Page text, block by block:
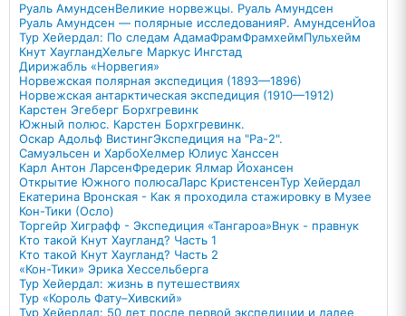
Руаль АмундсенВеликие норвежцы. Руаль Амундсен
Руаль Амундсен — полярные исследованияР. АмундсенЙоа
Тур Хейердал: По следам АдамаФрамФрамхеймПульхейм
Кнут ХаугландХельге Маркус Ингстад
Дирижабль «Норвегия»
Норвежская полярная экспедиция (1893—1896)
Норвежская антарктическая экспедиция (1910—1912)
Карстен Эгеберг Борхгревинк
Южный полюс. Карстен Борхгревинк.
Оскар Адольф ВистингЭкспедиция на "Ра-2".
Самуэльсен и ХарбоХелмер Юлиус Ханссен
Карл Антон ЛарсенФредерик Ялмар Йохансен
Открытие Южного полюсаЛарс КристенсенТур Хейердал
Екатерина Вронская - Как я проходила стажировку в Музее
Кон-Тики (Осло)
Торгейр Хиграфф - Экспедиция «Тангароа»Внук - правнук
Кто такой Кнут Хаугланд? Часть 1
Кто такой Кнут Хаугланд? Часть 2
«Кон-Тики» Эрика Хессельберга
Тур Хейердал: жизнь в путешествиях
Тур «Король Фату–Хивский»
Тур Хейердал: 50 лет после первой экспедиции и далее